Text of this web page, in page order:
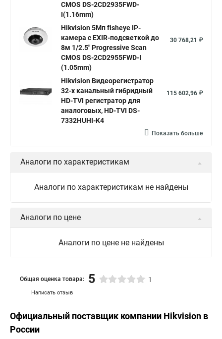
Hikvision poe
Hikvision 2 8 mm Hikvision camera Hikvision 2cd1148 i b
Видеонаблюдение Ip видеокамеры
Hikvision 2cd2142fwd
Hikvision ds 2cd1148 hikvision ds 2cd1148 i b
hikvision ds 2cd2042wd i Видеокамера hikvision
Видеокамеры hikvision ds
Камера Hikvision ds 2ce16d8t
Видеокамера hikvision hiwatch
Камера Hikvision ds 2cd2442fwd
Hikvision поворотная камера
Нikvision микрофон Hikvision поворотная
Hikvision порты
CMOS DS-2CD2935FWD-
I(1.16mm)
Hikvision 5Мп fisheye IP-
камера c EXIR-подсветкой до
8м 1/2.5" Progressive Scan
CMOS DS-2CD2955FWD-I
(1.05mm)
30 768,21 ₽
Hikvision Видеорегистратор
32-х канальный гибридный
HD-TVI регистратор для
аналоговых, HD-TVI DS-
7332HUHI-K4
115 602,96 ₽
Показать больше
Аналоги по характеристикам
Аналоги по характеристикам не найдены
Аналоги по цене
Аналоги по цене не найдены
Написать отзыв
Общая оценка товара: 5 1
Официальный поставщик компании Hikvision в
России